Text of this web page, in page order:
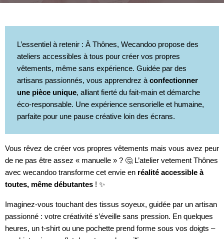
L’essentiel à retenir : À Thônes, Wecandoo propose des
ateliers accessibles à tous pour créer vos propres
vêtements, même sans expérience. Guidée par des
artisans passionnés, vous apprendrez à confectionner
une pièce unique, alliant fierté du fait-main et démarche
éco-responsable. Une expérience sensorielle et humaine,
parfaite pour une pause créative loin des écrans.
Vous rêvez de créer vos propres vêtements mais vous avez peur
de ne pas être assez « manuelle » ? 🤔 L’atelier vetement Thônes
avec wecandoo transforme cet envie en réalité accessible à
toutes, même débutantes ! ✨
Imaginez-vous touchant des tissus soyeux, guidée par un artisan
passionné : votre créativité s’éveille sans pression. En quelques
heures, un t-shirt ou une pochette prend forme sous vos doigts –